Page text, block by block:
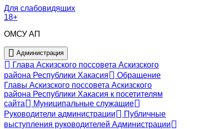
Для слабовидящих
18+
ОМСУ АП
Администрация
Глава Аскизского поссовета Аскизского
района Республики Хакасия
Обращение
Главы Аскизского поссовета Аскизского
района Республики Хакасия к посетителям
сайта
Муниципальные служащие
Руководители администрации
Публичные
выступления руководителей Администрации